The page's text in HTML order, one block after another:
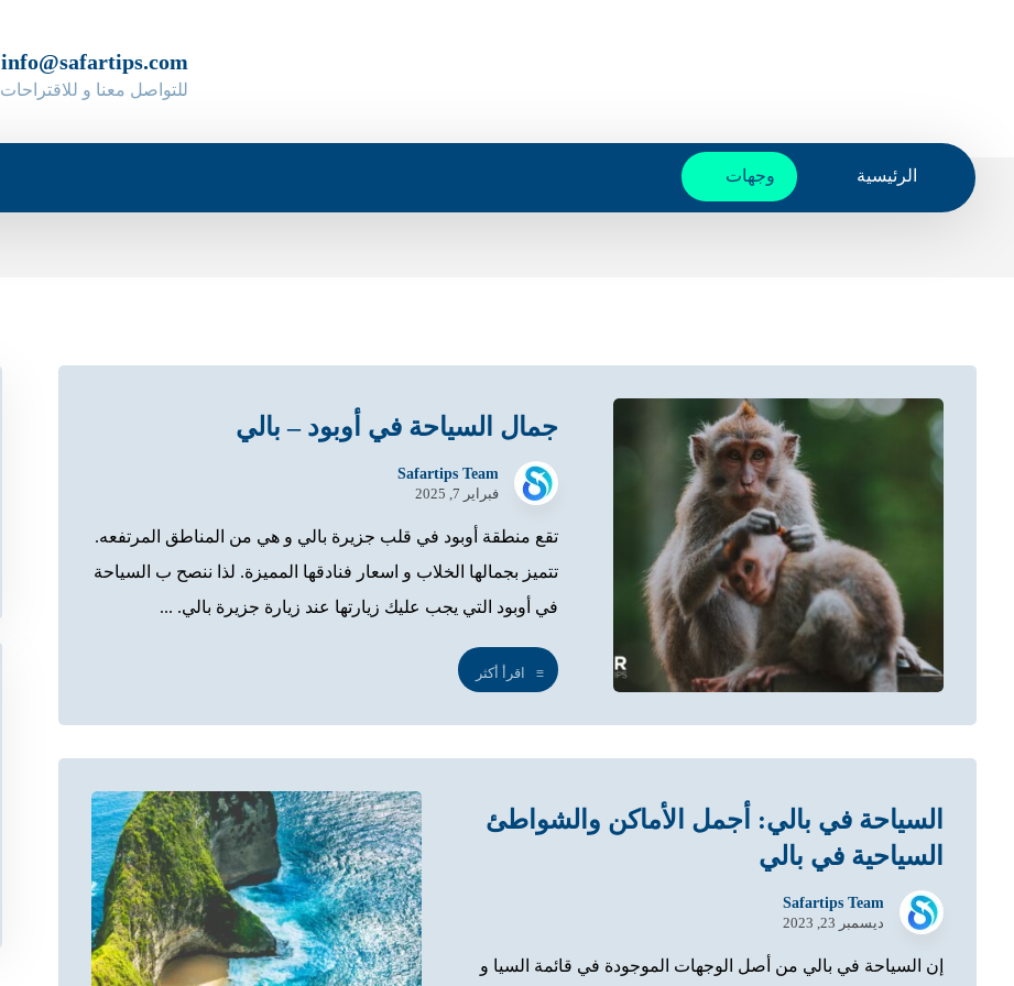
info@safartips.com
للتواصل معنا و للاقتراحات
الرئيسية وجهات
جمال السياحة في أوبود – بالي
Safartips Team
فبراير 7, 2025
تقع منطقة أوبود في قلب جزيرة بالي و هي من المناطق المرتفعه.
تتميز بجمالها الخلاب و اسعار فنادقها المميزة. لذا ننصح ب السياحة
في أوبود التي يجب عليك زيارتها عند زيارة جزيرة بالي. ...
اقرأ أكثر
السياحة في بالي: أجمل الأماكن والشواطئ
السياحية في بالي
Safartips Team
ديسمبر 23, 2023
إن السياحة في بالي من أصل الوجهات الموجودة في قائمة السيا و